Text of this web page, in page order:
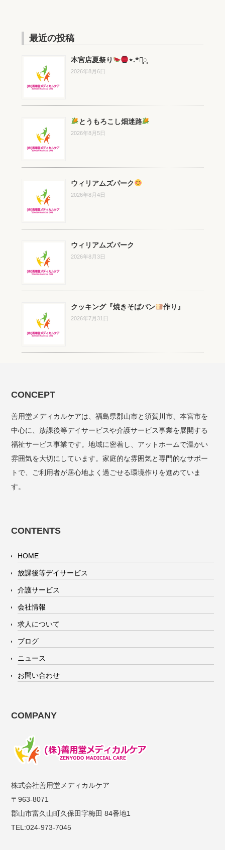
最近の投稿
本宮店夏祭り ⋆.*⃝̥◌̥
2026年8月6日
とうもろこし畑迷路
2026年8月5日
ウィリアムズパーク
2026年8月4日
ウィリアムズパーク
2026年8月3日
クッキング『焼きそばパン 作り』
2026年7月31日
CONCEPT
善用堂メディカルケアは、福島県郡山市と須賀川市、本宮市を
中心に、放課後等デイサービスや介護サービス事業を展開する
福祉サービス事業です。地域に密着し、アットホームで温かい
雰囲気を大切にしています。家庭的な雰囲気と専門的なサポー
トで、ご利用者が居心地よく過ごせる環境作りを進めていま
す。
CONTENTS
HOME
放課後等デイサービス
介護サービス
会社情報
求人について
ブログ
ニュース
お問い合わせ
COMPANY
株式会社善用堂メディカルケア
〒963-8071
郡山市富久山町久保田字梅田 84番地1
TEL:024-973-7045